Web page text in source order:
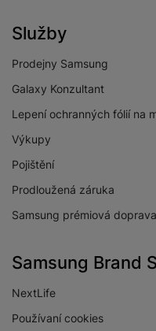
Služby
Prodejny Samsung
Galaxy Konzultant
Lepení ochranných fólií na
Výkupy
Pojištění
Prodloužená záruka
Samsung prémiová doprava
Samsung Brand
NextLife
Používaní cookies